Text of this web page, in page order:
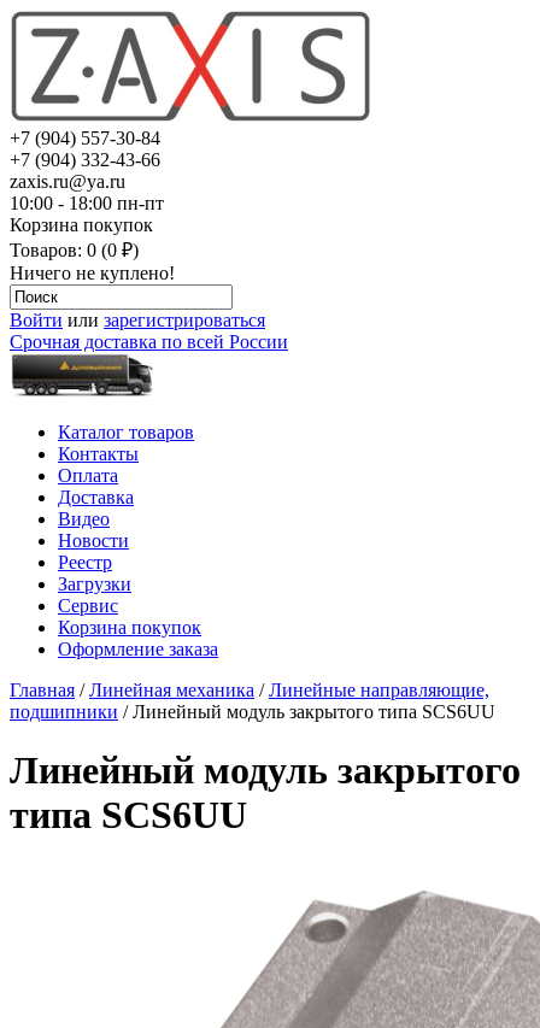
+7 (904) 557-30-84
+7 (904) 332-43-66
zaxis.ru@ya.ru
10:00 - 18:00 пн-пт
Корзина покупок
Товаров: 0 (0 ₽)
Ничего не куплено!
Войти или зарегистрироваться
Срочная доставка по всей России
Каталог товаров
Контакты
Оплата
Доставка
Видео
Новости
Реестр
Загрузки
Сервис
Корзина покупок
Оформление заказа
Главная /Линейная механика /Линейные направляющие,
подшипники / Линейный модуль закрытого типа SCS6UU
Линейный модуль закрытого
типа SCS6UU